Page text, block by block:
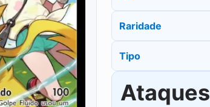
Raridade
Tipo
Ataques